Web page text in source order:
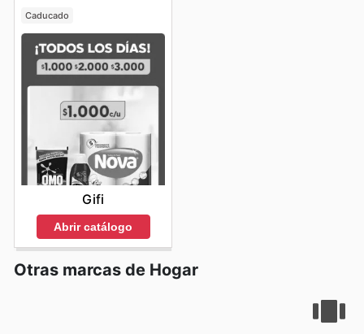
Caducado
Gifi
Abrir catálogo
Otras marcas de Hogar